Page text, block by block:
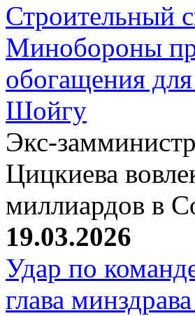
Строительный
Минобороны
обогащения
Шойгу
Экс-
Цицкиева
миллиардов в
19.03.2026
Удар по
глава